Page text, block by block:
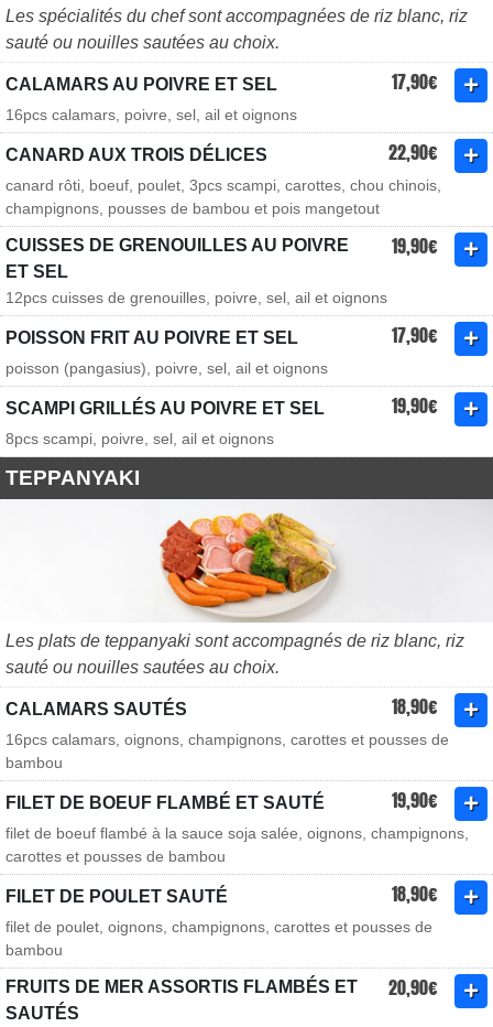
Les spécialités du chef sont accompagnées de riz blanc, riz
sauté ou nouilles sautées au choix.
CALAMARS AU POIVRE ET SEL 17,90€
16pcs calamars, poivre, sel, ail et oignons
CANARD AUX TROIS DÉLICES 22,90€
canard rôti, boeuf, poulet, 3pcs scampi, carottes, chou chinois,
champignons, pousses de bambou et pois mangetout
CUISSES DE GRENOUILLES AU POIVRE
ET SEL
19,90€
12pcs cuisses de grenouilles, poivre, sel, ail et oignons
POISSON FRIT AU POIVRE ET SEL 17,90€
poisson (pangasius), poivre, sel, ail et oignons
SCAMPI GRILLÉS AU POIVRE ET SEL 19,90€
8pcs scampi, poivre, sel, ail et oignons
TEPPANYAKI
Les plats de teppanyaki sont accompagnés de riz blanc, riz
sauté ou nouilles sautées au choix.
CALAMARS SAUTÉS 18,90€
16pcs calamars, oignons, champignons, carottes et pousses de
bambou
FILET DE BOEUF FLAMBÉ ET SAUTÉ 19,90€
filet de boeuf flambé à la sauce soja salée, oignons, champignons,
carottes et pousses de bambou
FILET DE POULET SAUTÉ 18,90€
filet de poulet, oignons, champignons, carottes et pousses de
bambou
FRUITS DE MER ASSORTIS FLAMBÉS ET
SAUTÉS
20,90€